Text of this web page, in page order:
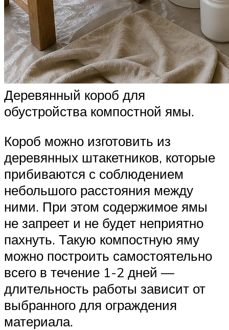
Деревянный короб для
обустройства компостной ямы.
Короб можно изготовить из
деревянных штакетников, которые
прибиваются с соблюдением
небольшого расстояния между
ними. При этом содержимое ямы
не запреет и не будет неприятно
пахнуть. Такую компостную яму
можно построить самостоятельно
всего в течение 1-2 дней —
длительность работы зависит от
выбранного для ограждения
материала.